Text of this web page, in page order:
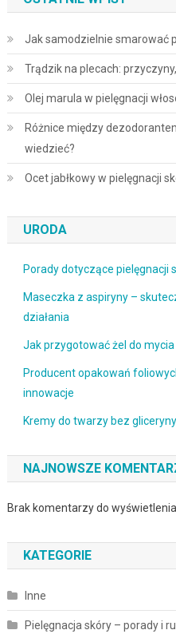
Jak samodzielnie smarować
Trądzik na plecach:
Olej marula w pielęgnacji
Różnice między
wiedzieć?
Ocet jabłkowy w pielęgnacji
URODA
Porady dotyczące pielęgnacji
Maseczka z aspiryny –
działania
Jak przygotować żel do
Producent opakowań
innowacje
Kremy do twarzy bez
NAJNOWSZE
Brak komentarzy do wyświetlenia.
KATEGORIE
Inne
Pielęgnacja skóry – porady i